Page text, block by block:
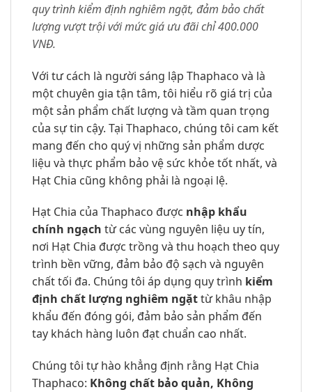
quy trình kiểm định nghiêm ngặt, đảm bảo chất
lượng vượt trội với mức giá ưu đãi chỉ 400.000
VNĐ.
Với tư cách là người sáng lập Thaphaco và là
một chuyên gia tận tâm, tôi hiểu rõ giá trị của
một sản phẩm chất lượng và tầm quan trọng
của sự tin cậy. Tại Thaphaco, chúng tôi cam kết
mang đến cho quý vị những sản phẩm dược
liệu và thực phẩm bảo vệ sức khỏe tốt nhất, và
Hạt Chia cũng không phải là ngoại lệ.
Hạt Chia của Thaphaco được nhập khẩu
chính ngạch từ các vùng nguyên liệu uy tín,
nơi Hạt Chia được trồng và thu hoạch theo quy
trình bền vững, đảm bảo độ sạch và nguyên
chất tối đa. Chúng tôi áp dụng quy trình kiểm
định chất lượng nghiêm ngặttừ khâu nhập
khẩu đến đóng gói, đảm bảo sản phẩm đến
tay khách hàng luôn đạt chuẩn cao nhất.
Chúng tôi tự hào khẳng định rằng Hạt Chia
Thaphaco: Không chất bảo quản, Không